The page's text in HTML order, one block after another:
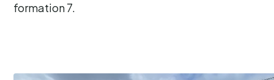
formation 7.